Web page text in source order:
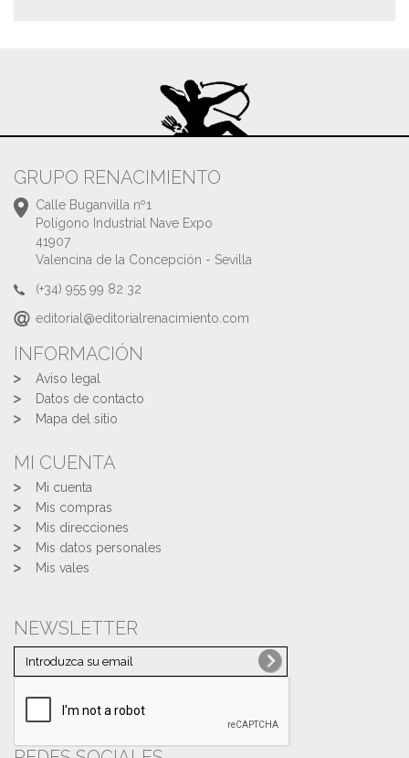
GRUPO RENACIMIENTO
Calle Buganvilla nº1
Polígono Industrial Nave Expo
41907
Valencina de la Concepción - Sevilla
(+34) 955 99 82 32
editorial@editorialrenacimiento.com
INFORMACIÓN
Aviso legal
Datos de contacto
Mapa del sitio
MI CUENTA
Mi cuenta
Mis compras
Mis direcciones
Mis datos personales
Mis vales
NEWSLETTER